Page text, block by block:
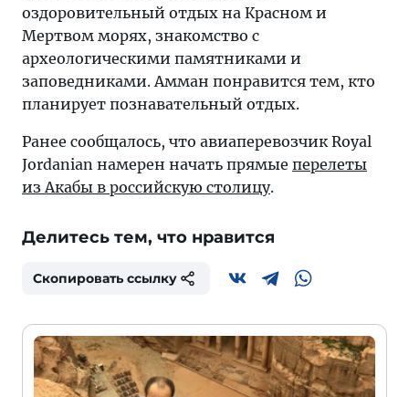
оздоровительный отдых на Красном и
Мертвом морях, знакомство с
археологическими памятниками и
заповедниками. Амман понравится тем, кто
планирует познавательный отдых.
Ранее сообщалось, что авиаперевозчик Royal
Jordanian намерен начать прямые перелеты
из Акабы в российскую столицу.
Делитесь тем, что нравится
Скопировать ссылку